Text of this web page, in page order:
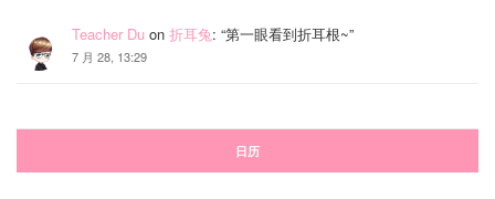
Teacher Du on 折耳兔: “第一眼看到折耳根~”
7 月 28, 13:29
日历